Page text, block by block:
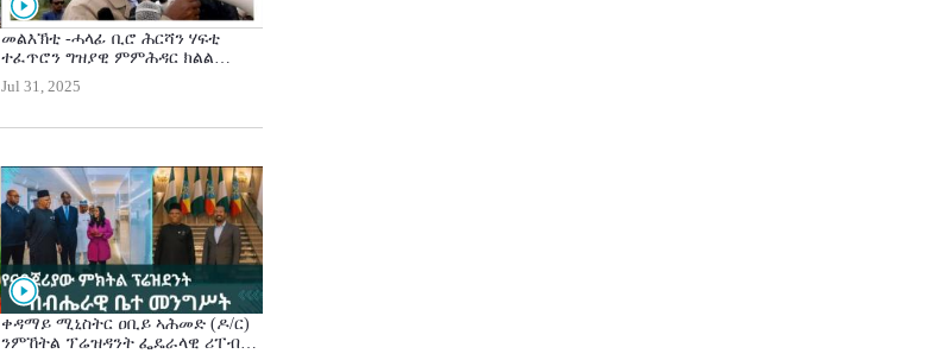
መልእኽቲ -ሓላፊ ቢሮ ሕርሻን ሃፍቲ
ተፈጥሮን ግዝያዊ ምምሕዳር ክልል
ትግራይ እያሱ ኣብርሃ (ዶ/ር)
Jul 31, 2025
ቀዳማይ ሚኒስትር ዐቢይ ኣሕመድ (ዶ/ር)
ንምኸትል ፕሬዝዳንት ፌዴራላዊ ሪፐብሊክ